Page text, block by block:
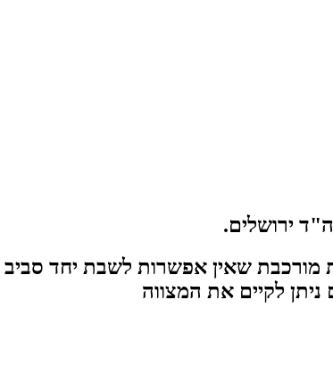
ירושלים.
מורכבת שאין אפשרות לשבת יחד
לקיים את המצווה